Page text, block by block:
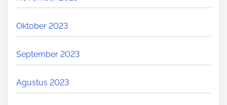
Oktober 2023
September 2023
Agustus 2023